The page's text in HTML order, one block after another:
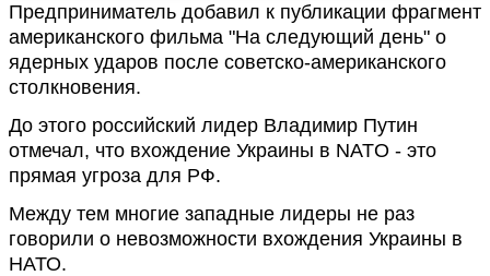
Предприниматель добавил к публикации фрагмент
американского фильма "На следующий день" о
ядерных ударов после советско-американского
столкновения.
До этого российский лидер Владимир Путин
отмечал, что вхождение Украины в NATO - это
прямая угроза для РФ.
Между тем многие западные лидеры не раз
говорили о невозможности вхождения Украины в
НАТО.